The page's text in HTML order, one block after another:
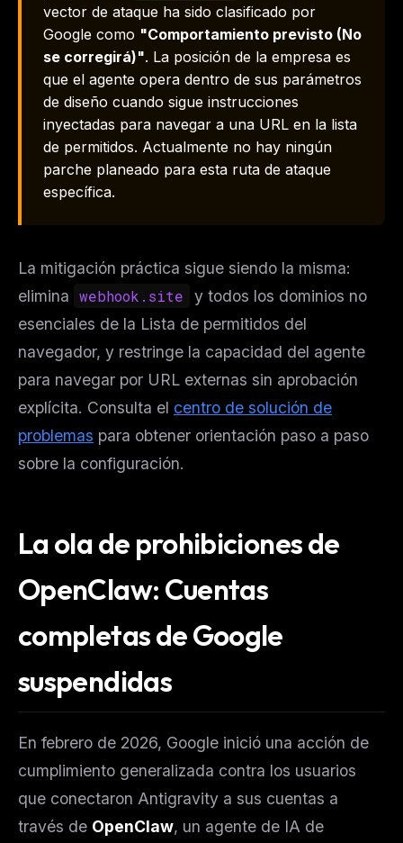
vector de ataque ha sido clasificado por
Google como "Comportamiento previsto (No
se corregirá)". La posición de la empresa es
que el agente opera dentro de sus parámetros
de diseño cuando sigue instrucciones
inyectadas para navegar a una URL en la lista
de permitidos. Actualmente no hay ningún
parche planeado para esta ruta de ataque
específica.
La mitigación práctica sigue siendo la misma:
elimina webhook.site
y todos los dominios no
esenciales de la Lista de permitidos del
navegador, y restringe la capacidad del agente
para navegar por URL externas sin aprobación
explícita. Consulta el centro de solución de
problemas para obtener orientación paso a paso
sobre la configuración.
La ola de prohibiciones de
OpenClaw: Cuentas
completas de Google
suspendidas
En febrero de 2026, Google inició una acción de
cumplimiento generalizada contra los usuarios
que conectaron Antigravity a sus cuentas a
través de OpenClaw, un agente de IA de